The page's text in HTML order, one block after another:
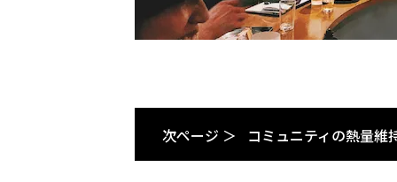
次ページ ＞ コミュニティの熱量維